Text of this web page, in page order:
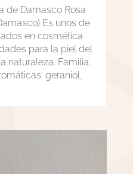
de Damasco Rosa
Es unos de
en cosmética
para la piel del
naturaleza. Familia:
geraniol,